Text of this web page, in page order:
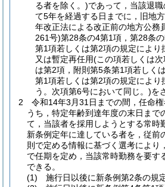
る者を除く。)であって，当該退
て5年を経過する日までに，旧地
年改正法による改正前の地方公務
261号)第28条の4第1項，第28条
第1項若しくは第2項の規定により
又は暫定再任用(この項若しくは次
は第2項，附則第5条第1項若しく
第1項若しくは第2項の規定により
う。次項第6号において同じ。)を
2
令和14年3月31日までの間，任命
うち，特定年齢到達年度の末日まで
て，当該者を採用しようとする常時
新条例定年に達している者を，従前
則で定める情報に基づく選考により
で任期を定め，当該常時勤務を要す
できる。
(1)
施行日以後に新条例第2条の規